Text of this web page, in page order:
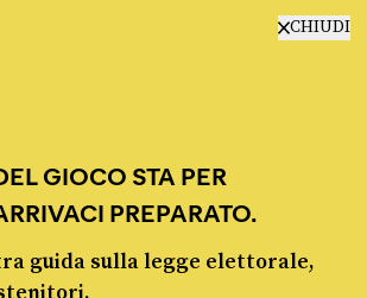
CHIUDI
GIOCO STA PER
PREPARATO.
guida sulla legge elettorale,
© Pagella Politica 2012 - 2026